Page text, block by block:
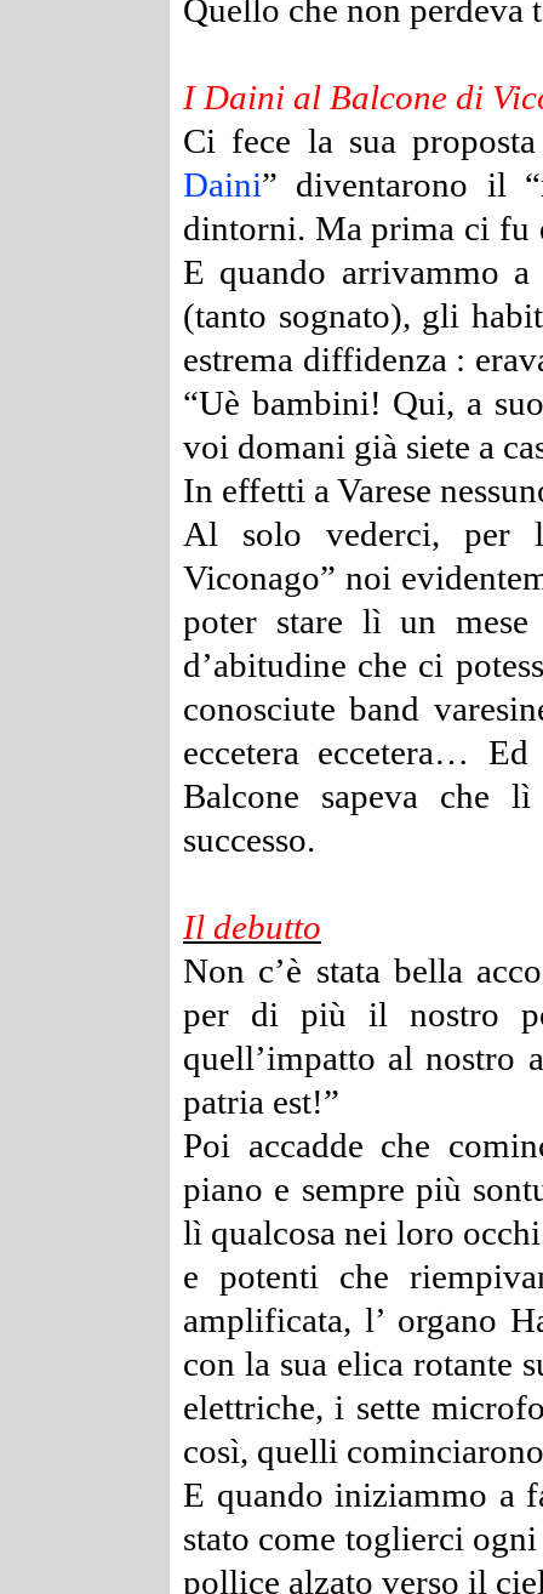
Quello che non perdeva
I Daini al Balcone di
Ci fece la sua
Daini” diventarono il
dintorni. Ma prima ci fu
E quando arrivammo a
(tanto sognato), gli
estrema diffidenza :
“Uè bambini! Qui, a
voi domani già siete a
In effetti a Varese
Al solo vederci, per
Viconago” noi
poter stare lì un
d’abitudine che ci
conosciute band
eccetera eccetera… Ed
Balcone sapeva che
successo.
Il debutto
Non c’è stata bella
per di più il nostro
quell’impatto al nostro
patria est!”
Poi accadde che
piano e sempre più
lì qualcosa nei loro
e potenti che
amplificata, l’ organo
con la sua elica rotante
elettriche, i sette
così, quelli
E quando iniziammo a
stato come toglierci
pollice alzato verso il